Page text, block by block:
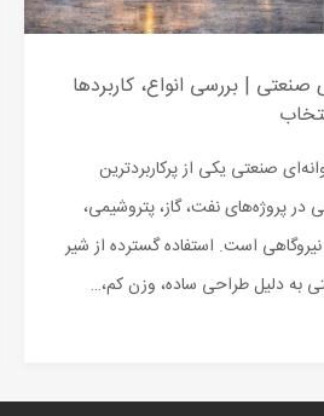
صنعتی | بررسی انواع، کاربردها
صنعتی یکی از پرکاربردترین
در پروژه‌های نفت، گاز، پتروشیمی،
است. استفاده گسترده از شیر
به دلیل طراحی ساده، وزن کم،…